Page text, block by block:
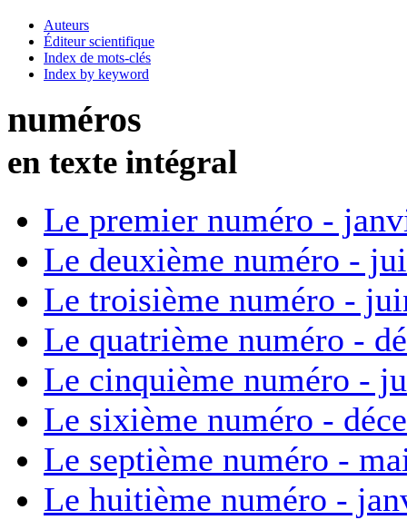
Auteurs
Éditeur scientifique
Index de mots-clés
Index by keyword
numéros
en texte intégral
Le premier numéro -
Le deuxième numéro -
Le troisième numéro -
Le quatrième numéro -
Le cinquième numéro -
Le sixième numéro -
Le septième numéro -
Le huitième numéro -